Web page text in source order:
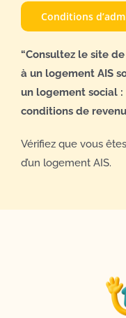
Conditions
“Consultez le site de
à un logement AIS
un logement social :
conditions de
Vérifiez que vous
d’un logement AIS.